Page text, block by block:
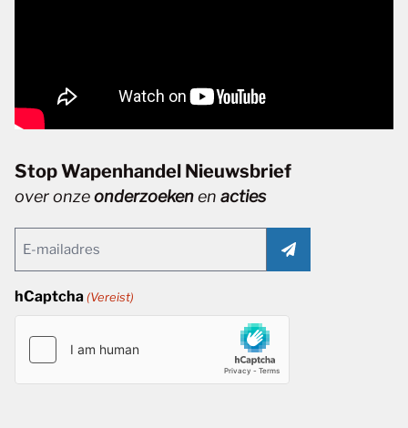
Stop Wapenhandel Nieuwsbrief
over onzeonderzoekenen acties
(Vereist)
hCaptcha (Vereist)